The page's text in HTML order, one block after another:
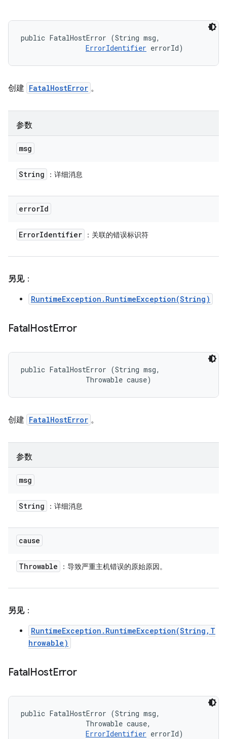
public FatalHostError (String msg,
ErrorIdentifier errorId)
创建 FatalHostError 。
参数
msg
String ：详细消息
errorId
ErrorIdentifier ：关联的错误标识符
另见：
RuntimeException.RuntimeException(String)
FatalHostError
public FatalHostError (String msg,
                Throwable cause)
创建 FatalHostError 。
参数
msg
String ：详细消息
cause
Throwable ：导致严重主机错误的原始原因。
另见：
RuntimeException.RuntimeException(String,T
hrowable)
FatalHostError
public FatalHostError (String msg,
                Throwable cause,
ErrorIdentifier errorId)